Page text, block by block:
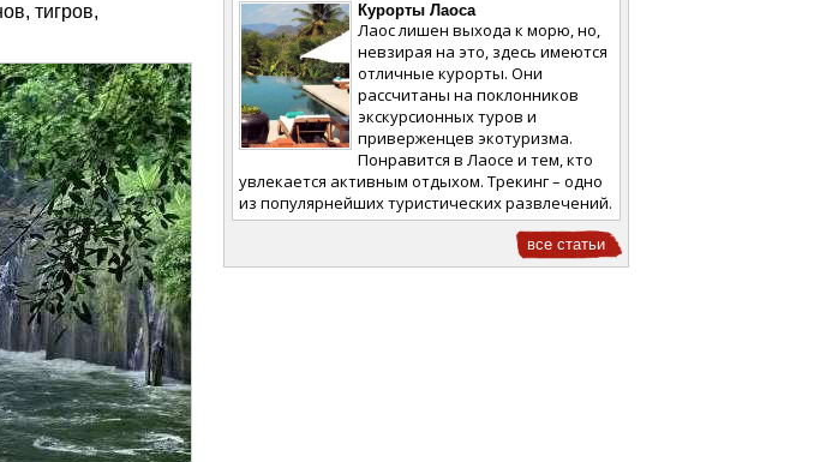
тигров,
Курорты Лаоса
Лаос лишен выхода к морю, но,
невзирая на это, здесь имеются
отличные курорты. Они
рассчитаны на поклонников
экскурсионных туров и
приверженцев экотуризма.
Понравится в Лаосе и тем, кто
увлекается активным отдыхом. Трекинг – одно
из популярнейших туристических развлечений.
все статьи